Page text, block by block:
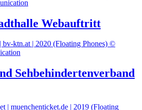
Webauftritt
Sehbehindertenverband